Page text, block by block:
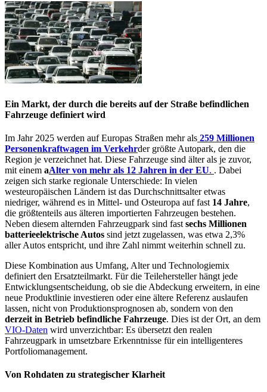
Ein Markt, der durch die bereits auf der Straße befindlichen
Fahrzeuge definiert wird
Im Jahr 2025 werden auf Europas Straßen mehr als 259 Millionen
Personenkraftwagen im Verkehrder größte Autopark, den die
Region je verzeichnet hat. Diese Fahrzeuge sind älter als je zuvor,
mit einem aAlter von mehr als 12 Jahren in der EU. . Dabei
zeigen sich starke regionale Unterschiede: In vielen
westeuropäischen Ländern ist das Durchschnittsalter etwas
niedriger, während es in Mittel- und Osteuropa auf fast 14 Jahre,
die größtenteils aus älteren importierten Fahrzeugen bestehen.
Neben diesem alternden Fahrzeugpark sind fast sechs Millionen
batterieelektrische Autos sind jetzt zugelassen, was etwa 2,3%
aller Autos entspricht, und ihre Zahl nimmt weiterhin schnell zu.
Diese Kombination aus Umfang, Alter und Technologiemix
definiert den Ersatzteilmarkt. Für die Teilehersteller hängt jede
Entwicklungsentscheidung, ob sie die Abdeckung erweitern, in eine
neue Produktlinie investieren oder eine ältere Referenz auslaufen
lassen, nicht von Produktionsprognosen ab, sondern von den
derzeit in Betrieb befindliche Fahrzeuge. Dies ist der Ort, an dem
VIO-Daten wird unverzichtbar: Es übersetzt den realen
Fahrzeugpark in umsetzbare Erkenntnisse für ein intelligenteres
Portfoliomanagement.
Von Rohdaten zu strategischer Klarheit